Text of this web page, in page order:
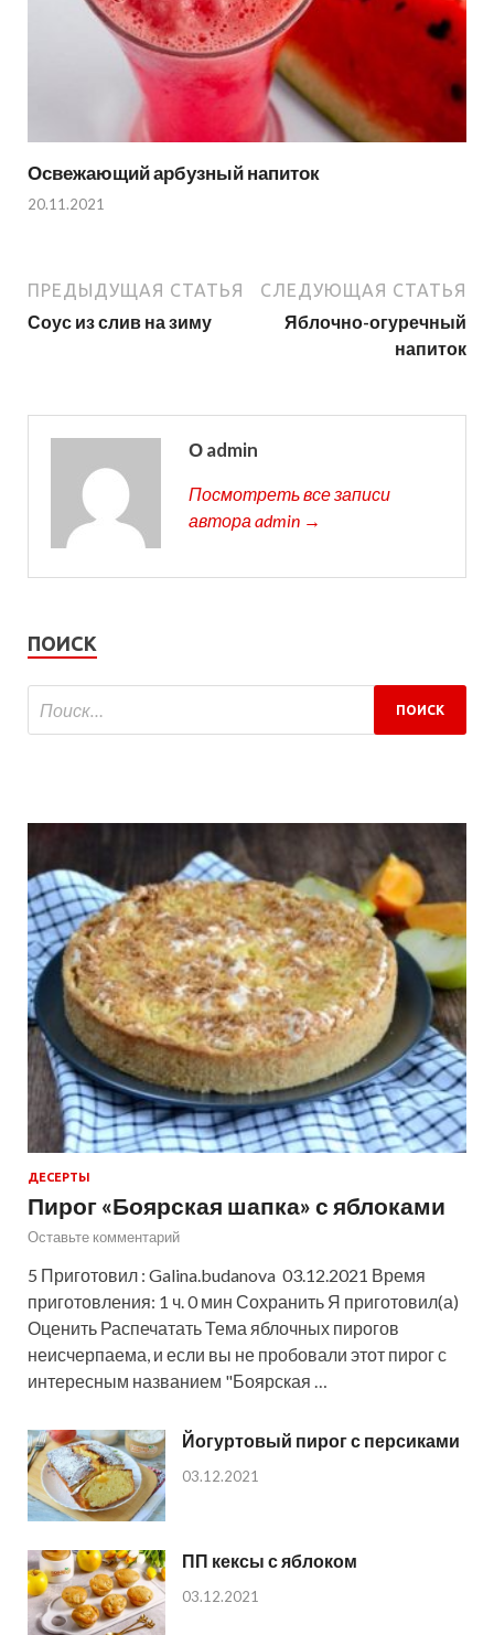
Освежающий арбузный напиток
20.11.2021
ПРЕДЫДУЩАЯ СТАТЬЯ
Соус из слив на зиму
СЛЕДУЮЩАЯ СТАТЬЯ
Яблочно-огуречный
напиток
О admin
Посмотреть все записи
автора admin →
ПОИСК
ДЕСЕРТЫ
Пирог «Боярская шапка» с яблоками
Оставьте комментарий
5 Приготовил : Galina.budanova 03.12.2021 Время
приготовления: 1 ч. 0 мин Сохранить Я приготовил(а)
Оценить Распечатать Тема яблочных пирогов
неисчерпаема, и если вы не пробовали этот пирог с
интересным названием "Боярская …
Йогуртовый пирог с персиками
03.12.2021
ПП кексы с яблоком
03.12.2021